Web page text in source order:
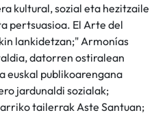
kultural, sozial eta hezitzaile
pertsuasioa. El Arte del
lankidetzan;" Armonías
datorren ostiralean
euskal publikoarengana
jardunaldi sozialak;
tailerrak Aste Santuan;